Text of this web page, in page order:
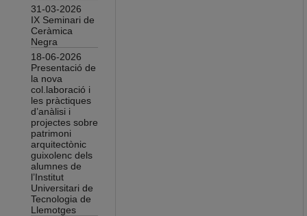
31-03-2026
IX Seminari de
Ceràmica
Negra
18-06-2026
Presentació de
la nova
col.laboració i
les pràctiques
d’anàlisi i
projectes sobre
patrimoni
arquitectònic
guixolenc dels
alumnes de
l’Institut
Universitari de
Tecnologia de
Llemotges